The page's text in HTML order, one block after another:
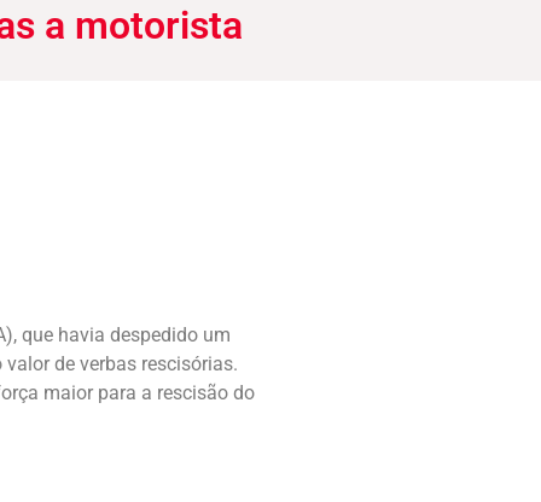
a motorista
que havia despedido um
de verbas rescisórias.
maior para a rescisão do